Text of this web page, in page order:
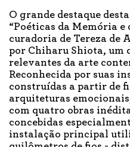
O grande destaque
“Poéticas da Memória e
curadoria de Tereza de
por Chiharu Shiota, um
relevantes da arte
Reconhecida por suas
construídas a partir de
arquiteturas
com quatro obras
concebidas
instalação principal